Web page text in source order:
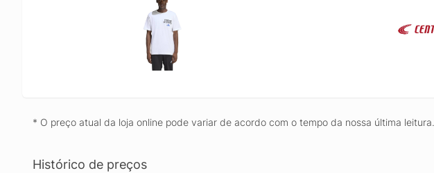
* O preço atual da loja online pode variar de acordo com o tempo da nossa última leitura.
Histórico de preços